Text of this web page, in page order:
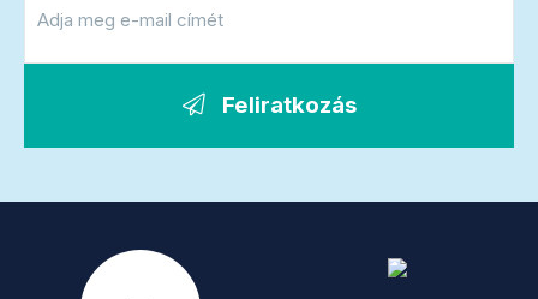
Feliratkozás